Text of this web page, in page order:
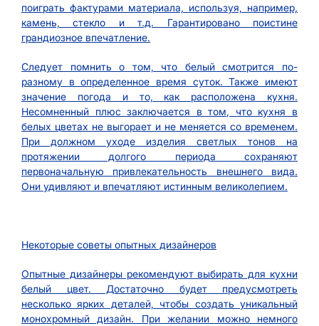
поиграть фактурами материала, используя, например,
камень, стекло и т.д. Гарантировано поистине
грандиозное впечатление.
Следует помнить о том, что белый смотрится по-
разному в определенное время суток. Также имеют
значение погода и то, как расположена кухня.
Несомненный плюс заключается в том, что кухня в
белых цветах не выгорает и не меняется со временем.
При должном уходе изделия светлых тонов на
протяжении долгого периода сохраняют
первоначальную привлекательность внешнего вида.
Они удивляют и впечатляют истинным великолепием.
Некоторые советы опытных дизайнеров
Опытные дизайнеры рекомендуют выбирать для кухни
белый цвет. Достаточно будет предусмотреть
несколько ярких деталей, чтобы создать уникальный
монохромный дизайн. При желании можно немного